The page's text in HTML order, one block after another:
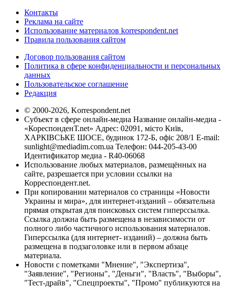
Контакты
Реклама на сайте
Использование материалов korrespondent.net
Правила пользования сайтом
Договор пользования сайтом
Политика в сфере конфиденциальности и персональных
данных
Пользовательское соглашение
Редакция
© 2000-2026, Korrespondent.net
Субъект в сфере онлайн-медиа Название онлайн-медиа -
«КореспонденТ.net» Адрес: 02091, місто Київ,
ХАРКІВСЬКЕ ШОСЕ, будинок 172-Б, офіс 208/1 E-mail:
sunlight@mediadim.com.ua Телефон: 044-205-43-00
Идентификатор медиа - R40-06068
Использование любых материалов, размещённых на
сайте, разрешается при условии ссылки на
Корреспондент.net.
При копировании материалов со страницы «Новости
Украины и мира», для интернет-изданий – обязательна
прямая открытая для поисковых систем гиперссылка.
Ссылка должна быть размещена в независимости от
полного либо частичного использования материалов.
Гиперссылка (для интернет- изданий) – должна быть
размещена в подзаголовке или в первом абзаце
материала.
Новости с пометками "Мнение", "Экспертиза",
"Заявление", "Регионы", "Деньги", "Власть", "Выборы",
"Тест-драйв", "Спецпроекты", "Промо" публикуются на